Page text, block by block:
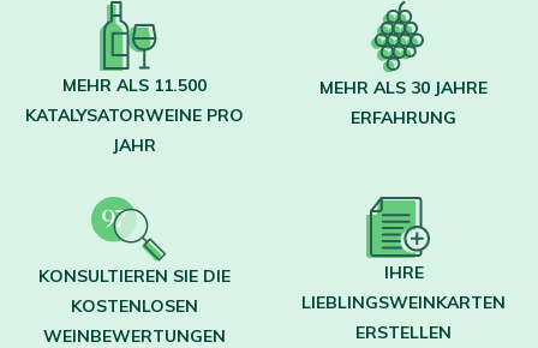
MEHR ALS 11.500
KATALYSATORWEINE PRO
JAHR
MEHR ALS 30 JAHRE
ERFAHRUNG
KONSULTIEREN SIE DIE
KOSTENLOSEN
WEINBEWERTUNGEN
IHRE
LIEBLINGSWEINKARTEN
ERSTELLEN